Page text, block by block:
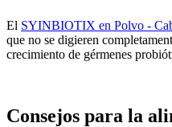
El SYINBIOTIX en Polvo -
que no se digieren
crecimiento de gérmenes
Consejos para la